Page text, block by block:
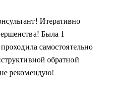
Итеративно
Была 1
самостоятельно
обратной
рекомендую!